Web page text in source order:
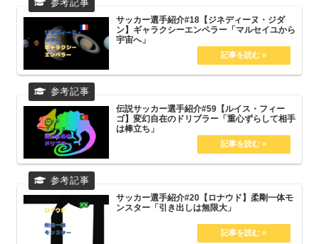
サッカー選手紹介#18【ジネディーヌ・ジダ
ン】ギャラクシーエンペラー「マルセイユから
宇宙へ」
伝説サッカー選手紹介#59【ルイス・フィー
ゴ】変幻自在のドリブラー「重心ずらして相手
は棒立ち」
サッカー選手紹介#20【ロナウド】柔剛一体モ
ンスター「引き出しは無限大」